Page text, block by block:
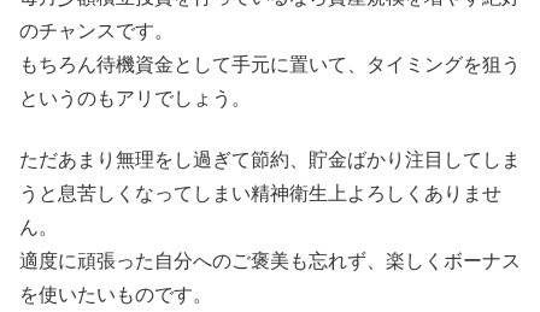
のチャンスです。
もちろん待機資金として手元に置いて、タイミングを狙う
というのもアリでしょう。
ただあまり無理をし過ぎて節約、貯金ばかり注目してしま
うと息苦しくなってしまい精神衛生上よろしくありませ
ん。
適度に頑張った自分へのご褒美も忘れず、楽しくボーナス
を使いたいものです。